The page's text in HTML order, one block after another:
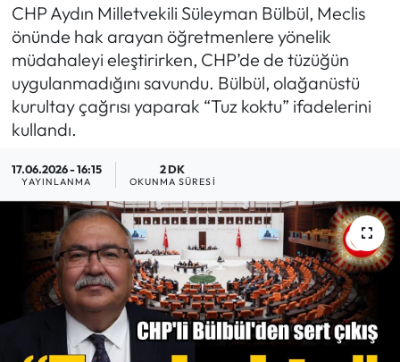
CHP Aydın Milletvekili Süleyman Bülbül, Meclis
önünde hak arayan öğretmenlere yönelik
müdahaleyi eleştirirken, CHP’de de tüzüğün
uygulanmadığını savundu. Bülbül, olağanüstü
kurultay çağrısı yaparak “Tuz koktu” ifadelerini
kullandı.
17.06.2026 - 16:15
YAYINLANMA
2 DK
OKUNMA SÜRESI
GÜNDEM
MAGAZİN
SAĞLIK
SİYASET
SPOR
TARIM
TURİZM
YAŞAM
Haber Arşivi